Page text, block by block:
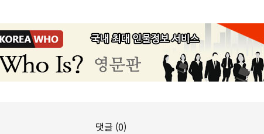
댓글 (0)